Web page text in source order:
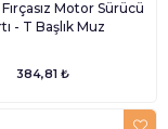
Motor Sürücü
- T Başlık Muz
384,81 ₺